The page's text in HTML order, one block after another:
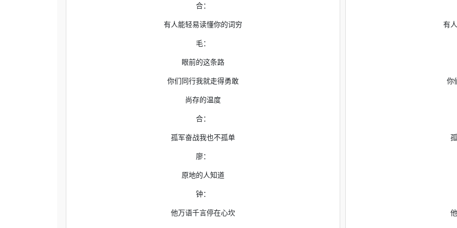
合：
有人能轻易读懂你的词穷
毛：
眼前的这条路
你们同行我就走得勇敢
尚存的温度
合：
孤军奋战我也不孤单
廖：
原地的人知道
钟：
他万语千言停在心坎
有
你